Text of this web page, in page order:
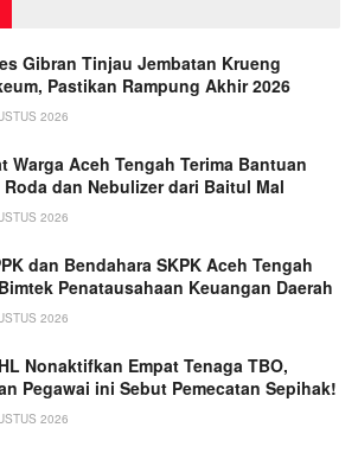
Gibran Tinjau Jembatan Krueng
Pastikan Rampung Akhir 2026
2026
Warga Aceh Tengah Terima Bantuan
dan Nebulizer dari Baitul Mal
2026
dan Bendahara SKPK Aceh Tengah
Penatausahaan Keuangan Daerah
2026
Nonaktifkan Empat Tenaga TBO,
Pegawai ini Sebut Pemecatan Sepihak!
2026